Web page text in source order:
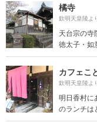
橘寺
欽明天皇陵よ
天台宗の寺
徳太子・如
カフェこ
欽明天皇陵よ
明日香村に
のランチは